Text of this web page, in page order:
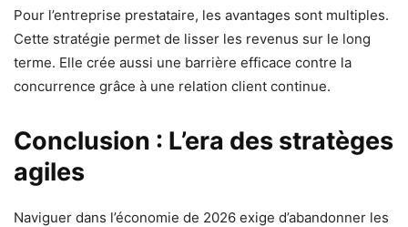
Pour l’entreprise prestataire, les avantages sont multiples.
Cette stratégie permet de lisser les revenus sur le long
terme. Elle crée aussi une barrière efficace contre la
concurrence grâce à une relation client continue.
Conclusion : L’era des stratèges
agiles
Naviguer dans l’économie de 2026 exige d’abandonner les